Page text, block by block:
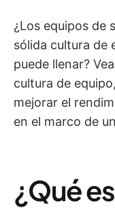
¿Los equipos de
sólida cultura de
puede llenar?
cultura de
mejorar el
en el marco de
¿Qué